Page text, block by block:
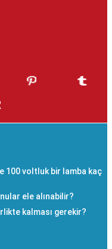
100 voltluk bir lamba kaç
ele alınabilir?
kalması gerekir?